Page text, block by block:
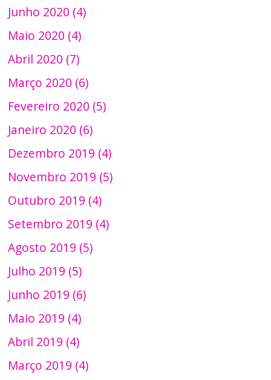
Junho 2020 (4)
Maio 2020 (4)
Abril 2020 (7)
Março 2020 (6)
Fevereiro 2020 (5)
Janeiro 2020 (6)
Dezembro 2019 (4)
Novembro 2019 (5)
Outubro 2019 (4)
Setembro 2019 (4)
Agosto 2019 (5)
Julho 2019 (5)
Junho 2019 (6)
Maio 2019 (4)
Abril 2019 (4)
Março 2019 (4)